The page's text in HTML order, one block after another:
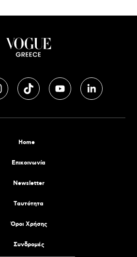
Home
Επικοινωνία
Newsletter
Tαυτότητα
Όροι Χρήσης
Συνδρομές